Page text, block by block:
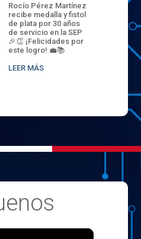
Rocío Pérez Martínez
recibe medalla y fistol
de plata por 30 años
de servicio en la SEP
🎉👏 ¡Felicidades por
este logro! 💼📚
LEER MÁS
ENECB-
del
batalla.
32
sede